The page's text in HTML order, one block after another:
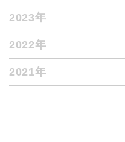
2023年
2022年
2021年